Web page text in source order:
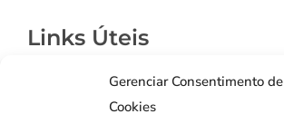
Gerenciar Consentimento de
Cookies
Links Úteis